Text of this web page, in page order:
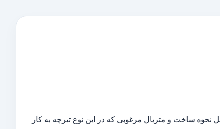
نحوه ساخت و متریال مرغوبی که در این نوع تیرچه به کار